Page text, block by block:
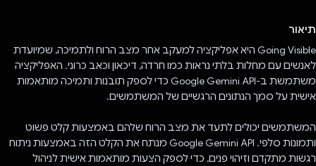
תיאור
Going Visible היא אפליקציה למעקב אחר מצב הרוח ולתמיכה, שמיועדת
לאנשים עם מחלות בלתי נראות כמו חרדה, דיכאון וכאב כרוני. האפליקציה
משתמשת ב-Google Gemini API כדי לספק תובנות ותמיכה מותאמות
אישית על סמך הנתונים הרגשיים של המשתמשים.
המשתמשים יכולים לתעד את מצב הרוח שלהם באמצעות קלט פשוט
ותמונות סלפי. Google Gemini API מנתח את הקלט הזה באמצעות ניתוח
רגשות מתקדם וזיהוי פנים, כדי לספק הצעות מותאמות אישית לניהול